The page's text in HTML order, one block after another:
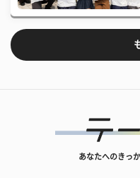
あなたへのきっ